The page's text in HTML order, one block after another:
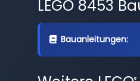
LEGO 8453
Bauanleitungen:
®